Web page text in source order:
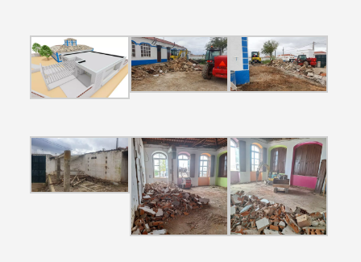
Termo de Pesquisa